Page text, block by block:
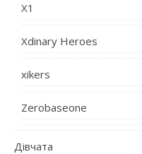
X1
Xdinary Heroes
xikers
Zerobaseone
Дівчата